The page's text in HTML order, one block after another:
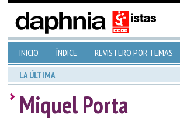
INICIO ÍNDICE REVISTERO POR TEMAS
LA ÚLTIMA
Miquel Porta